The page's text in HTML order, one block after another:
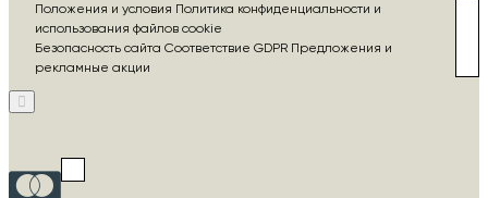
Положения и условия Политика конфиденциальности и
использования файлов cookie
Безопасность сайта Соответствие GDPR Предложения и
рекламные акции